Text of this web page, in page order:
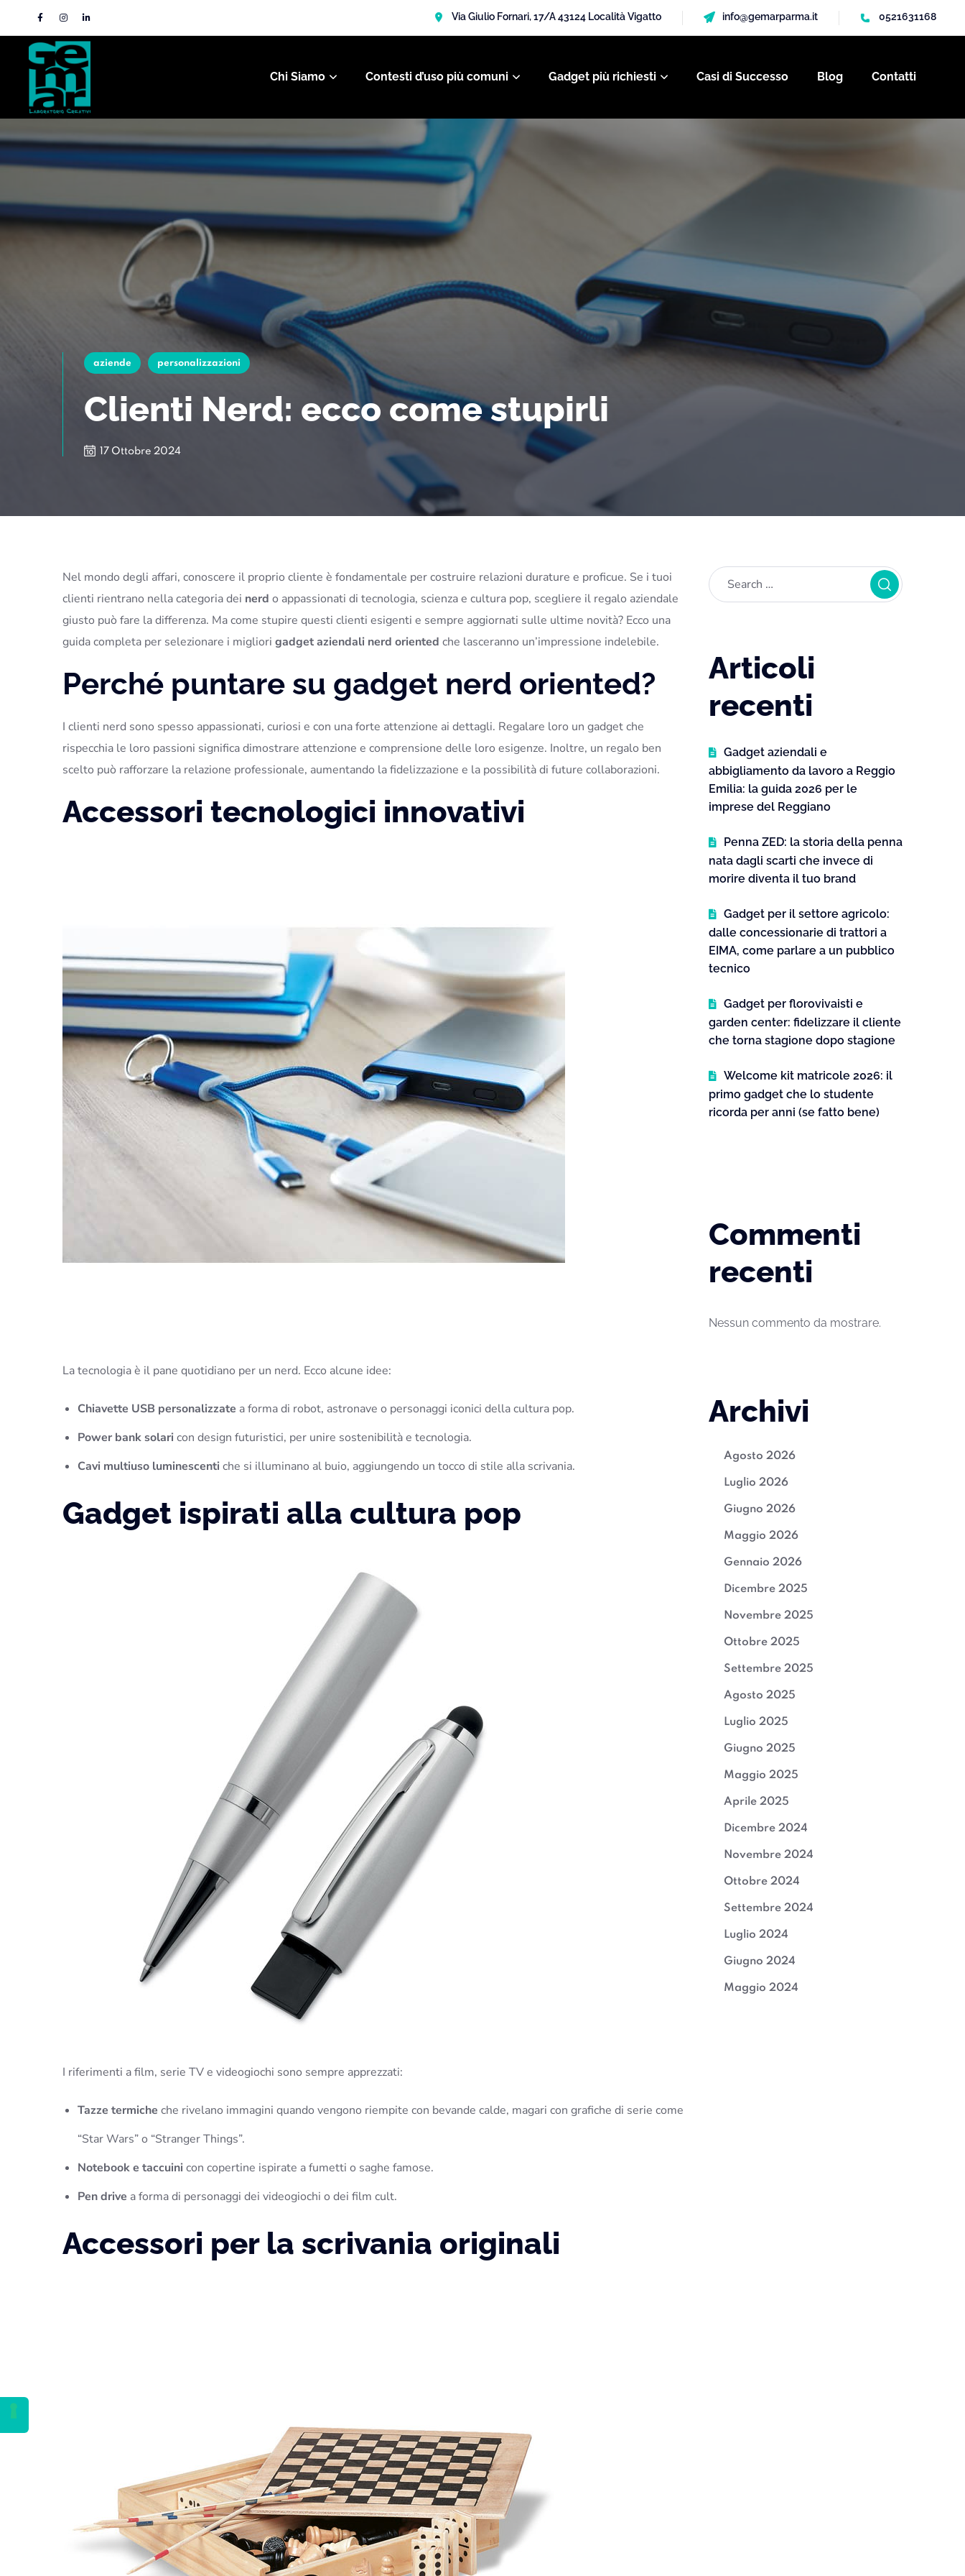
Via Giulio Fornari, 17/A 43124 Località Vigatto info@gemarparma.it 0521631168
Chi Siamo Contesti d’uso più comuni Gadget più richiesti Casi di Successo Blog Contatti
aziende personalizzazioni
Clienti Nerd: ecco come stupirli
17 Ottobre 2024
Nel mondo degli affari, conoscere il proprio cliente è fondamentale per costruire relazioni durature e proficue. Se i tuoi
clienti rientrano nella categoria dei nerd o appassionati di tecnologia, scienza e cultura pop, scegliere il regalo aziendale
giusto può fare la differenza. Ma come stupire questi clienti esigenti e sempre aggiornati sulle ultime novità? Ecco una
guida completa per selezionare i migliori gadget aziendali nerd oriented che lasceranno un’impressione indelebile.
Perché puntare su gadget nerd oriented?
I clienti nerd sono spesso appassionati, curiosi e con una forte attenzione ai dettagli. Regalare loro un gadget che
rispecchia le loro passioni significa dimostrare attenzione e comprensione delle loro esigenze. Inoltre, un regalo ben
scelto può rafforzare la relazione professionale, aumentando la fidelizzazione e la possibilità di future collaborazioni.
Accessori tecnologici innovativi
La tecnologia è il pane quotidiano per un nerd. Ecco alcune idee:
Chiavette USB personalizzate a forma di robot, astronave o personaggi iconici della cultura pop.
Power bank solaricon design futuristici, per unire sostenibilità e tecnologia.
Cavi multiuso luminescentiche si illuminano al buio, aggiungendo un tocco di stile alla scrivania.
Gadget ispirati alla cultura pop
I riferimenti a film, serie TV e videogiochi sono sempre apprezzati:
Tazze termiche che rivelano immagini quando vengono riempite con bevande calde, magari con grafiche di serie come
“Star Wars” o “Stranger Things”.
Notebook e taccuinicon copertine ispirate a fumetti o saghe famose.
Pen drive a forma di personaggi dei videogiochi o dei film cult.
Accessori per la scrivania originali
Articoli
recenti
Gadget aziendali e
abbigliamento da lavoro a Reggio
Emilia: la guida 2026 per le
imprese del Reggiano
Penna ZED: la storia della penna
nata dagli scarti che invece di
morire diventa il tuo brand
Gadget per il settore agricolo:
dalle concessionarie di trattori a
EIMA, come parlare a un pubblico
tecnico
Gadget per florovivaisti e
garden center: fidelizzare il cliente
che torna stagione dopo stagione
Welcome kit matricole 2026: il
primo gadget che lo studente
ricorda per anni (se fatto bene)
Commenti
recenti
Nessun commento da mostrare.
Archivi
Agosto 2026
Luglio 2026
Giugno 2026
Maggio 2026
Gennaio 2026
Dicembre 2025
Novembre 2025
Ottobre 2025
Settembre 2025
Agosto 2025
Luglio 2025
Giugno 2025
Maggio 2025
Aprile 2025
Dicembre 2024
Novembre 2024
Ottobre 2024
Settembre 2024
Luglio 2024
Giugno 2024
Maggio 2024